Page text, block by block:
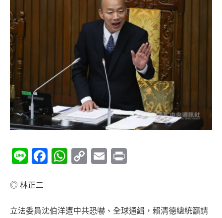
LineFacebook
WhatsApp
CopyEmail
◎ 林正二
立法委員沈伯洋遭中共恐嚇、全球通緝，賴清德總統籲請